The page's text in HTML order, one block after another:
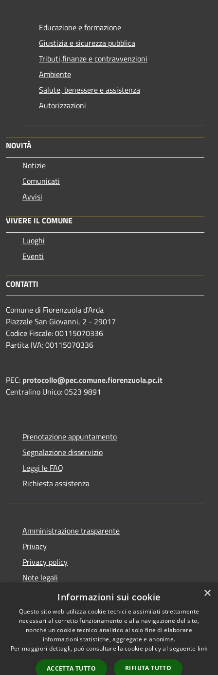
Educazione e formazione
Giustizia e sicurezza pubblica
Tributi,finanze e contravvenzioni
Ambiente
Salute, benessere e assistenza
Autorizzazioni
NOVITÀ
Notizie
Comunicati
Avvisi
VIVERE IL COMUNE
Luoghi
Eventi
CONTATTI
Comune di Fiorenzuola d'Arda
Piazzale San Giovanni, 2 - 29017
Codice Fiscale: 00115070336
Partita IVA: 00115070336
PEC: protocollo@pec.comune.fiorenzuola.pc.it
Centralino Unico: 0523 9891
Prenotazione appuntamento
Segnalazione disservizio
Leggi le FAQ
Richiesta assistenza
Amministrazione trasparente
Privacy
Privacy policy
Note legali
Dichiarazione di accessibilità
Accessibilità
Copyright © 2026 • Comune di
Fiorenzuola d'Arda • Powered
byMunicipium
Accesso
×
Informazioni sui cookie
Questo sito web utilizza cookie tecnici e assimilati strettamente
necessari al corretto funzionamento e alla navigazione del sito,
nonché un cookie tecnico analitico al solo fine di elaborare
informazioni statistiche, aggregate e anonime.
Per maggiori dettagli, può consultare la cookie policy al seguente link
ACCETTA TUTTO RIFIUTA TUTTO